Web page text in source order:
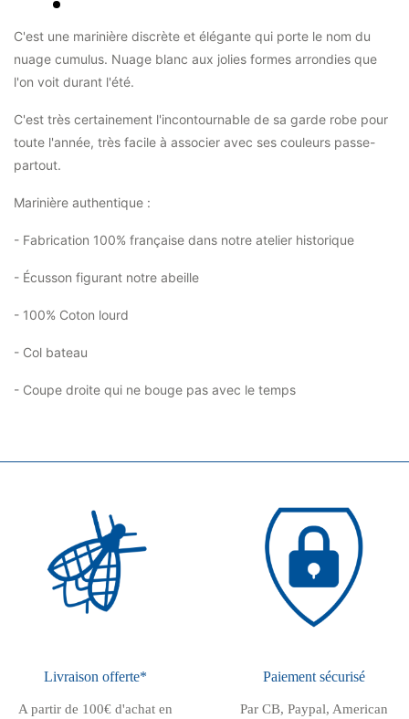
C'est une marinière discrète et élégante qui porte le nom du
nuage cumulus. Nuage blanc aux jolies formes arrondies que
l'on voit durant l'été.
C'est très certainement l'incontournable de sa garde robe pour
toute l'année, très facile à associer avec ses couleurs passe-
partout.
Marinière authentique :
- Fabrication 100% française dans notre atelier historique
- Écusson figurant notre abeille
- 100% Coton lourd
- Col bateau
- Coupe droite qui ne bouge pas avec le temps
Livraison offerte*
A partir de 100€ d'achat en
Paiement sécurisé
Par CB, Paypal, American